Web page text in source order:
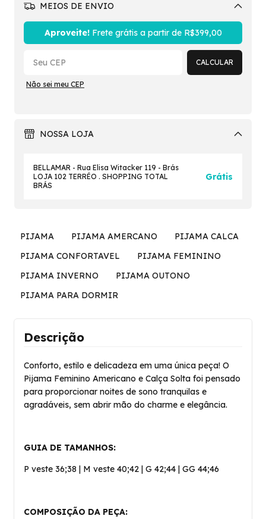
MEIOS DE ENVIO
Aproveite!Frete grátis a partir de R$399,00
CALCULAR
Não sei meu CEP
NOSSA LOJA
BELLAMAR - Rua Elisa Witacker 119 - Brás
LOJA 102 TERRÉO . SHOPPING TOTAL
BRÁS
Grátis
PIJAMA PIJAMA AMERCANO
PIJAMA CALCA
PIJAMA CONFORTAVEL
PIJAMA FEMININO
PIJAMA INVERNO
PIJAMA OUTONO
PIJAMA PARA DORMIR
Descrição
Conforto, estilo e delicadeza em uma única peça! O
Pijama Feminino Americano e Calça Solta foi pensado
para proporcionar noites de sono tranquilas e
agradáveis, sem abrir mão do charme e elegância.
GUIA DE TAMANHOS:
P veste 36;38 | M veste 40;42 | G 42;44 | GG 44;46
COMPOSIÇÃO DA PEÇA: